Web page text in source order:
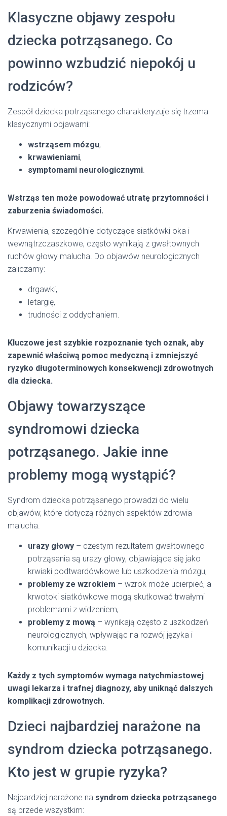
Klasyczne objawy zespołu
dziecka potrząsanego. Co
powinno wzbudzić niepokój u
rodziców?
Zespół dziecka potrząsanego charakteryzuje się trzema
klasycznymi objawami:
wstrząsem mózgu,
krwawieniami,
symptomami neurologicznymi.
Wstrząs ten może powodować utratę przytomności i
zaburzenia świadomości.
Krwawienia, szczególnie dotyczące siatkówki oka i
wewnątrzczaszkowe, często wynikają z gwałtownych
ruchów głowy malucha. Do objawów neurologicznych
zaliczamy:
drgawki,
letargię,
trudności z oddychaniem.
Kluczowe jest szybkie rozpoznanie tych oznak, aby
zapewnić właściwą pomoc medyczną i zmniejszyć
ryzyko długoterminowych konsekwencji zdrowotnych
dla dziecka.
Objawy towarzyszące
syndromowi dziecka
potrząsanego. Jakie inne
problemy mogą wystąpić?
Syndrom dziecka potrząsanego prowadzi do wielu
objawów, które dotyczą różnych aspektów zdrowia
malucha.
urazy głowy – częstym rezultatem gwałtownego
potrząsania są urazy głowy, objawiające się jako
krwiaki podtwardówkowe lub uszkodzenia mózgu,
problemy ze wzrokiem – wzrok może ucierpieć, a
krwotoki siatkówkowe mogą skutkować trwałymi
problemami z widzeniem,
problemy z mową – wynikają często z uszkodzeń
neurologicznych, wpływając na rozwój języka i
komunikacji u dziecka.
Każdy z tych symptomów wymaga natychmiastowej
uwagi lekarza i trafnej diagnozy, aby uniknąć dalszych
komplikacji zdrowotnych.
Dzieci najbardziej narażone na
syndrom dziecka potrząsanego.
Kto jest w grupie ryzyka?
Najbardziej narażone na syndrom dziecka potrząsanego
są przede wszystkim: